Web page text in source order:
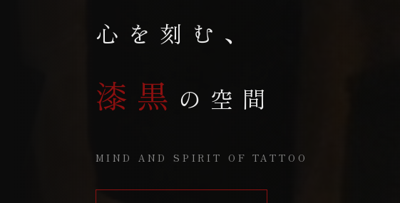
心を刻む、
漆黒 の空間
MIND AND SPIRIT OF TATTOO